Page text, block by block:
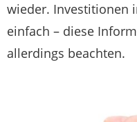
wieder. Investitionen
einfach – diese
allerdings beachten.